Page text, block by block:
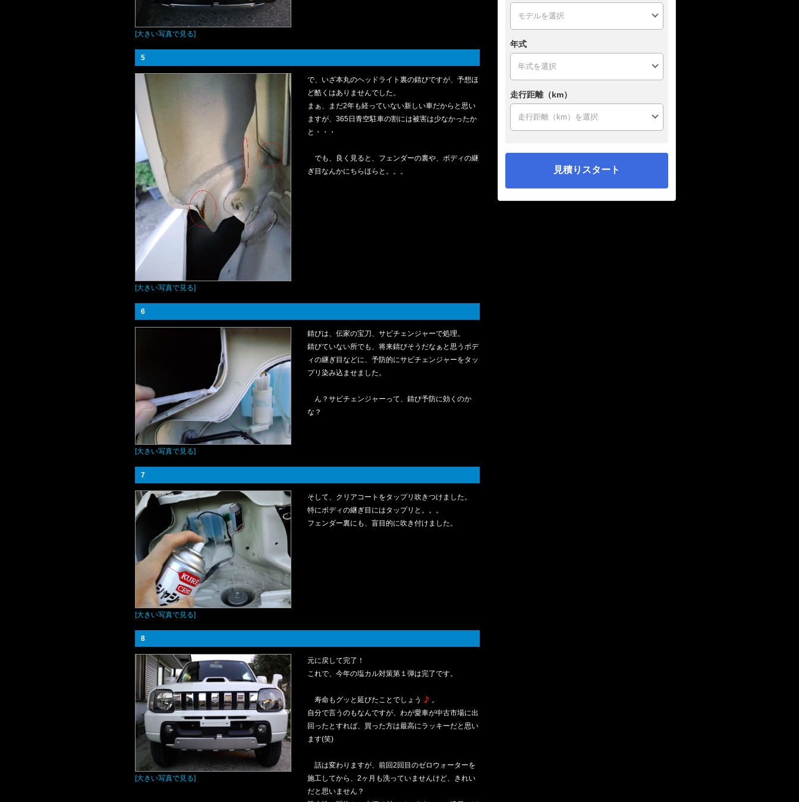
[大きい写真で見る]
5
[大きい写真で見る]
で、いざ本丸のヘッドライト裏の錆びですが、予想ほ
ど酷くはありませんでした。
まぁ、まだ2年も経っていない新しい車だからと思い
ますが、365日青空駐車の割には被害は少なかったか
と・・・
でも、良く見ると、フェンダーの裏や、ボディの継
ぎ目なんかにちらほらと。。。
6
[大きい写真で見る]
錆びは、伝家の宝刀、サビチェンジャーで処理。
錆びていない所でも、将来錆びそうだなぁと思うボデ
ィの継ぎ目などに、予防的にサビチェンジャーをタッ
プリ染み込ませました。
ん？サビチェンジャーって、錆び予防に効くのか
な？
7
[大きい写真で見る]
そして、クリアコートをタップリ吹きつけました。
特にボディの継ぎ目にはタップリと。。。
フェンダー裏にも、盲目的に吹き付けました。
8
[大きい写真で見る]
元に戻して完了！
これで、今年の塩カル対策第１弾は完了です。
寿命もグッと延びたことでしょう
。
自分で言うのもなんですが、わが愛車が中古市場に出
回ったとすれば、買った方は最高にラッキーだと思い
ます(笑)
話は変わりますが、前回2回目のゼロウォーターを
施工してから、2ヶ月も洗っていませんけど、きれい
だと思いません？
年式
走行距離（km）
見積りスタート